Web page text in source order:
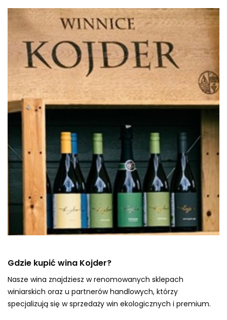
Gdzie kupić wina Kojder?
Nasze wina znajdziesz w renomowanych sklepach
winiarskich oraz u partnerów handlowych, którzy
specjalizują się w sprzedaży win ekologicznych i premium.